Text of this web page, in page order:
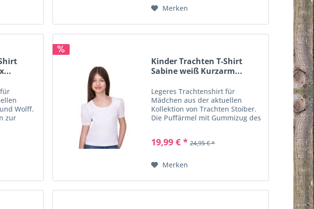
einfach zu allem super...
Merken
Wolff.
zur
wird mit
Kinder Trachten T-Shirt
Sabine weiß Kurzarm...
Legeres Trachtenshirt für
Mädchen aus der aktuellen
Kollektion von Trachten Stoiber.
Die Puffärmel mit Gummizug des
tollen Wellenspitze ab. Die Bluse
19,99 € * 24,95 € *
Merken